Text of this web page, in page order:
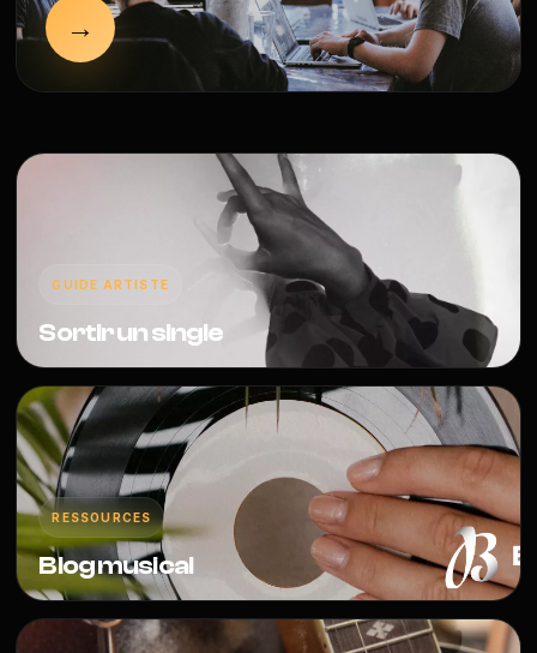
→
GUIDE ARTISTE
Sortir un single
RESSOURCES
Blog musical